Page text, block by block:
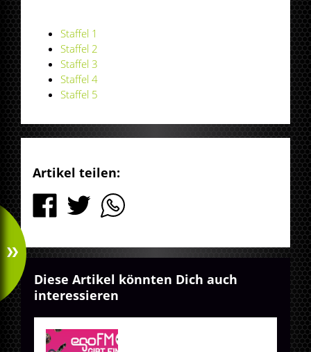
Staffel 1
Staffel 2
Staffel 3
Staffel 4
Staffel 5
Artikel teilen:
Diese Artikel könnten Dich auch
interessieren